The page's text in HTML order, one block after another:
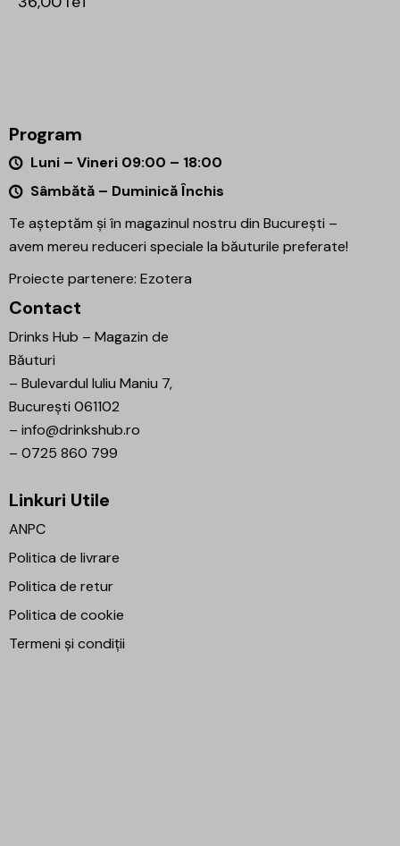
Program
Luni – Vineri 09:00 – 18:00
Sâmbătă – Duminică Închis
Te așteptăm și în magazinul nostru din București –
avem mereu reduceri speciale la băuturile preferate!
Proiecte partenere: Ezotera
Contact
Drinks Hub – Magazin de
Băuturi
– Bulevardul Iuliu Maniu 7,
București 061102
– info@drinkshub.ro
– 0725 860 799
Linkuri Utile
ANPC
Politica de livrare
Politica de retur
Politica de cookie
Termeni și condiții